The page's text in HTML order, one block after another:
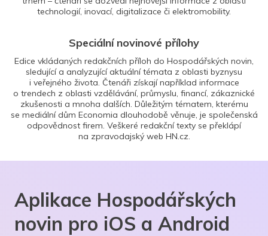
technologií, inovací, digitalizace či elektromobility.
Speciální novinové přílohy
Edice vkládaných redakčních příloh do Hospodářských novin,
sledující a analyzující aktuální témata z oblasti byznysu
i veřejného života. Čtenáři získají například informace
o trendech z oblasti vzdělávání, průmyslu, financí, zákaznické
zkušenosti a mnoha dalších. Důležitým tématem, kterému
se mediální dům Economia dlouhodobě věnuje, je společenská
odpovědnost firem. Veškeré redakční texty se překlápí
na zpravodajský web HN.cz.
Aplikace Hospodářských
novin pro iOS a Android